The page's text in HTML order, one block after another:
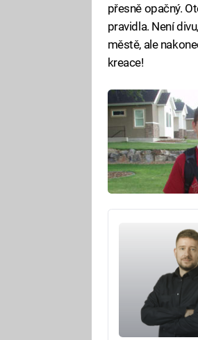
přesně opačný.
pravidla. Není
městě, ale
kreace!